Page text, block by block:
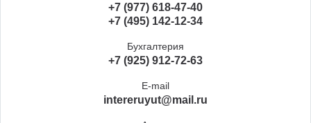
+7 (977) 618-47-40
+7 (495) 142-12-34
Бухгалтерия
+7 (925) 912-72-63
E-mail
intereruyut@mail.ru